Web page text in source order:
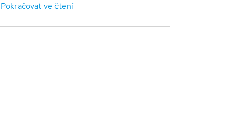
Pokračovat ve čtení